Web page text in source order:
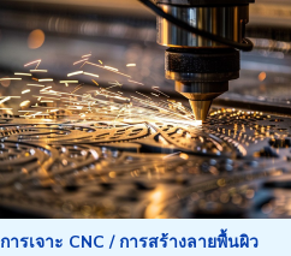
การเจาะ CNC / การสร้างลายพื้นผิว